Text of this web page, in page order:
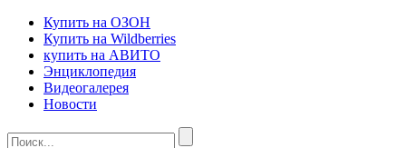
Купить на ОЗОН
Купить на Wildberries
купить на АВИТО
Энциклопедия
Видеогалерея
Новости